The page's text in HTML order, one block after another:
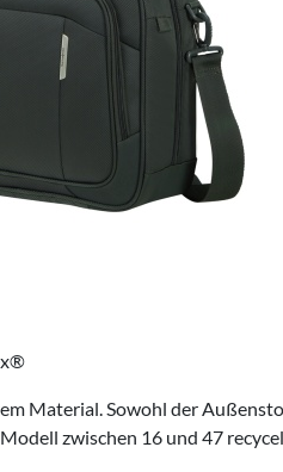
Material. Sowohl der
zwischen 16 und 47